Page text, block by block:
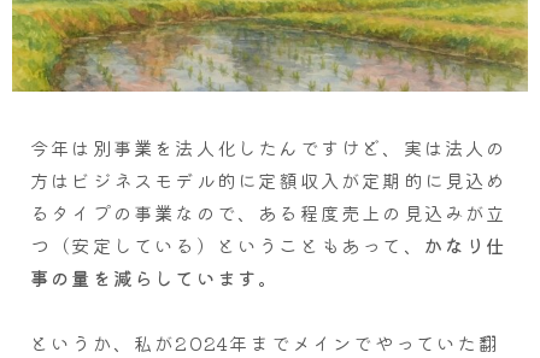
今年は別事業を法人化したんですけど、実は法人の
方はビジネスモデル的に定額収入が定期的に見込め
るタイプの事業なので、ある程度売上の見込みが立
つ（安定している）ということもあって、 かなり仕
事の量を減らしています。
というか、私が2024年までメインでやっていた翻